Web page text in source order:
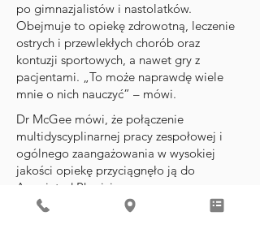
po gimnazjalistów i nastolatków.
Obejmuje to opiekę zdrowotną, leczenie
ostrych i przewlekłych chorób oraz
kontuzji sportowych, a nawet gry z
pacjentami. „To może naprawdę wiele
mnie o nich nauczyć” – mówi.
Dr McGee mówi, że połączenie
multidyscyplinarnej pracy zespołowej i
ogólnego zaangażowania w wysokiej
jakości opiekę przyciągnęło ją do
Associated Physicians.